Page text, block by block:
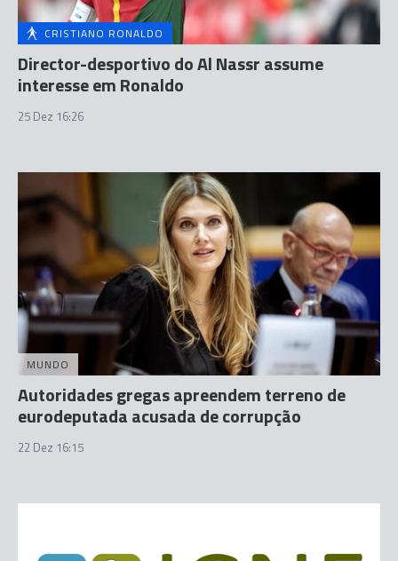
CRISTIANO RONALDO
Director-desportivo do Al Nassr assume
interesse em Ronaldo
25 Dez 16:26
MUNDO
Autoridades gregas apreendem terreno de
eurodeputada acusada de corrupção
22 Dez 16:15